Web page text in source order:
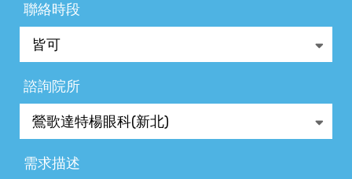
聯絡時段
諮詢院所
需求描述